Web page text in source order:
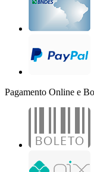
Pagamento Online e